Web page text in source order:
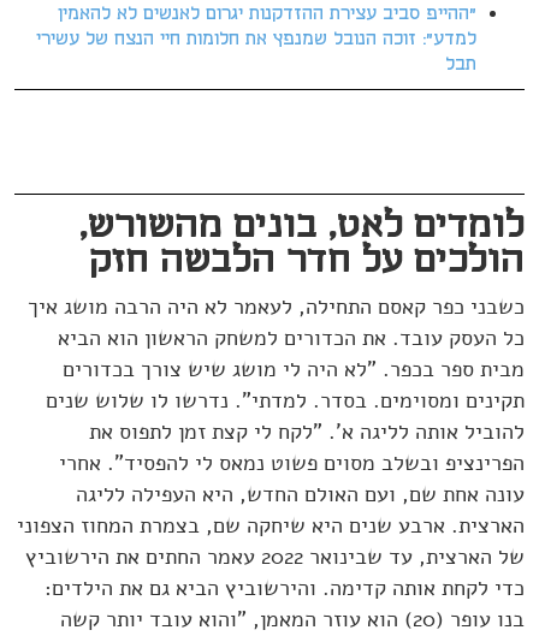
"ההייפ סביב עצירת ההזדקנות יגרום לאנשים לא להאמין
למדע": זוכה הנובל שמנפץ את חלומות חיי הנצח של עשירי
תבל
לומדים לאט, בונים מהשורש,
הולכים על חדר הלבשה חזק
כשבני כפר קאסם התחילה, לעאמר לא היה הרבה מושג איך
כל העסק עובד. את הכדורים למשחק הראשון הוא הביא
מבית ספר בכפר. "לא היה לי מושג שיש צורך בכדורים
תקינים ומסוימים. בסדר. למדתי". נדרשו לו שלוש שנים
להוביל אותה לליגה א'. "לקח לי קצת זמן לתפוס את
הפרינציפ ובשלב מסוים פשוט נמאס לי להפסיד". אחרי
עונה אחת שם, ועם האולם החדש, היא העפילה לליגה
הארצית. ארבע שנים היא שיחקה שם, בצמרת המחוז הצפוני
של הארצית, עד שבינואר 2022 עאמר החתים את הירשוביץ
כדי לקחת אותה קדימה. והירשוביץ הביא גם את הילדים:
בנו עופר (20) הוא עוזר המאמן, "והוא עובד יותר קשה